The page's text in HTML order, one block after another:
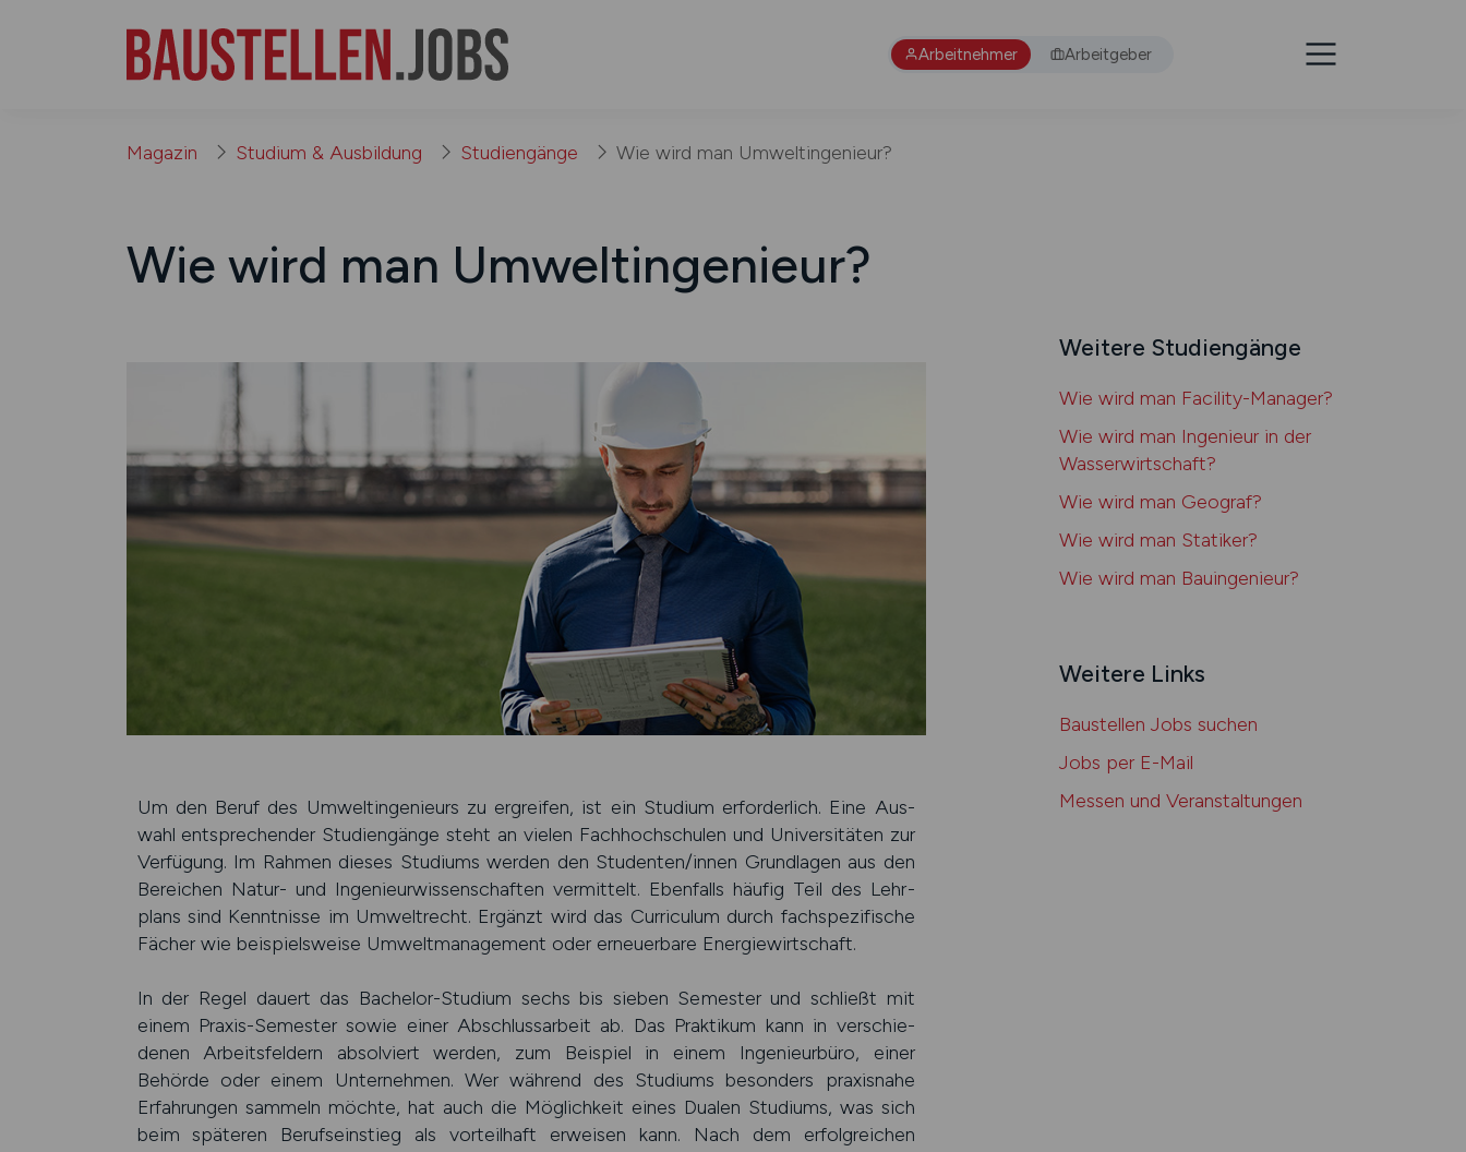
Arbeitnehmer Arbeitgeber
Magazin Studium & Ausbildung Studiengänge Wie wird man Umwelt­­ingenieur?
Wie wird man Umwelt­­ingenieur?
Um den Beruf des Umwelt­ingenieurs zu ergreifen, ist ein Studium erfor­der­lich. Eine Aus­
wahl ent­spre­chender Studien­gänge steht an vielen Fach­hoch­schulen und Uni­versi­täten zur
Ver­fügung. Im Rahmen dieses Studiums werden den Stu­denten/innen Grund­lagen aus den
Berei­chen Natur- und Ingenieur­wissen­schaften ver­mittelt. Eben­falls häufig Teil des Lehr­
plans sind Kennt­nisse im Um­welt­recht. Ergänzt wird das Curri­culum durch fach­spezi­fische
Fächer wie bei­spiels­weise Umwelt­manage­ment oder erneuer­bare Energie­wirt­schaft.
In der Regel dauert das Bachelor-Studium sechs bis sieben Semester und schließt mit
einem Praxis-Semester sowie einer Abschluss­arbeit ab. Das Prakti­kum kann in ver­schie­
denen Arbeits­feldern absol­viert werden, zum Bei­spiel in einem Inge­nieur­büro, einer
Behörde oder einem Unter­nehmen. Wer während des Stu­diums besonders praxis­nahe
Erfah­rungen sam­meln möchte, hat auch die Mög­lich­keit eines Dualen Studiums, was sich
beim späteren Berufs­ein­stieg als vor­teil­haft erwei­sen kann. Nach dem erfolg­reichen
Weitere Studiengänge
Wie wird man Facility-Manager?
Wie wird man Ingenieur in der
Wasser­wirt­schaft?
Wie wird man Geograf?
Wie wird man Statiker?
Wie wird man Bau­­ingenieur?
Weitere Links
Baustellen Jobs suchen
Jobs per E-Mail
Messen und Veranstaltungen